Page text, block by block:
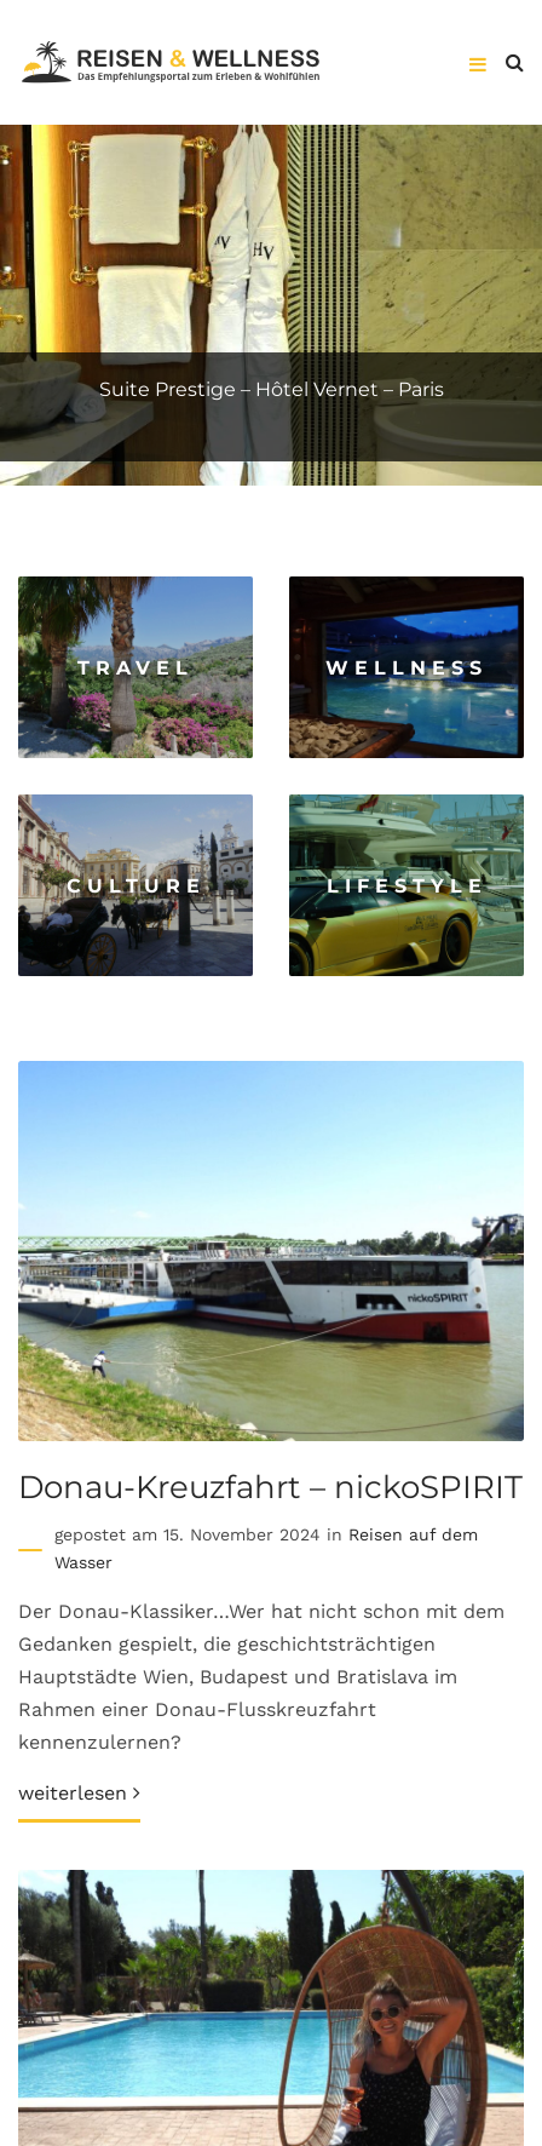
Suite Prestige – Hôtel Vernet – Paris
TRAVEL WELLNESS
CULTURE LIFESTYLE
Donau-Kreuzfahrt – nickoSPIRIT
gepostet am 15. November 2024 in Reisen auf dem
Wasser
Der Donau-Klassiker…Wer hat nicht schon mit dem
Gedanken gespielt, die geschichtsträchtigen
Hauptstädte Wien, Budapest und Bratislava im
Rahmen einer Donau-Flusskreuzfahrt
kennenzulernen?
weiterlesen